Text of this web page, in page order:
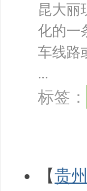
昆大丽
化的一
车线路
...
标签：
【贵州